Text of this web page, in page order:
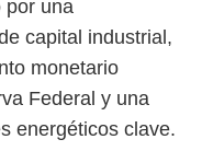
por una
capital industrial,
monetario
Federal y una
energéticos clave.